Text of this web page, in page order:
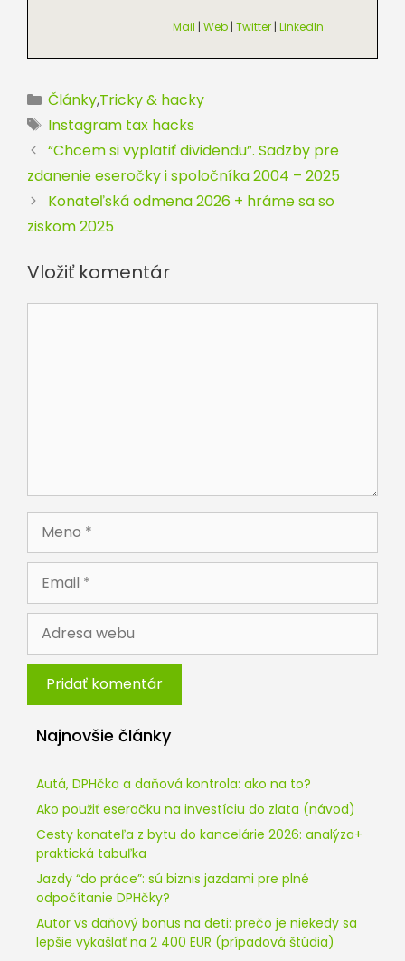
Mail | Web | Twitter | LinkedIn
Kategórie
Články,Tricky & hacky
Značky
Instagram tax hacks
“Chcem si vyplatiť dividendu”. Sadzby pre
zdanenie eseročky i spoločníka 2004 – 2025
Konateľská odmena 2026 + hráme sa so
ziskom 2025
Vložiť komentár
Adresa
webu
Najnovšie články
Autá, DPHčka a daňová kontrola: ako na to?
Ako použiť eseročku na investíciu do zlata (návod)
Cesty konateľa z bytu do kancelárie 2026: analýza+
praktická tabuľka
Jazdy “do práce”: sú biznis jazdami pre plné
odpočítanie DPHčky?
Autor vs daňový bonus na deti: prečo je niekedy sa
lepšie vykašlať na 2 400 EUR (prípadová štúdia)